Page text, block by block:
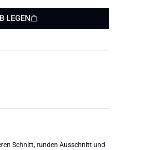
LEGEN
Schnitt, runden Ausschnitt und